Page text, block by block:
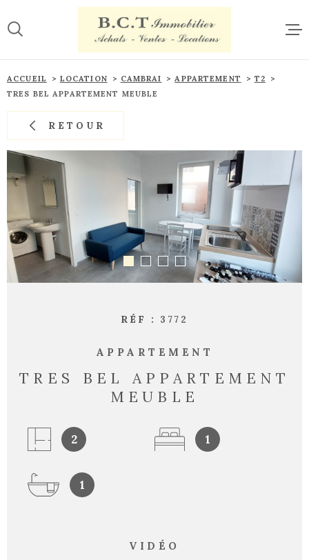
au
menu
au
contenu
ACCUEIL LOCATION CAMBRAI APPARTEMENT
T2
TRES BEL APPARTEMENT MEUBLE
RETOUR
RÉF : 3772
APPARTEMENT
TRES BEL APPARTEMENT
MEUBLE
2 1
1
VIDÉO